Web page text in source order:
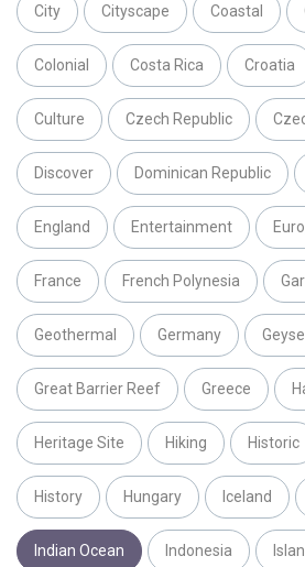
City Cityscape Coastal
Colonial Costa Rica Croatia
Culture Czech Republic
Discover Dominican Republic
England Entertainment
France French Polynesia
Geothermal Germany
Great Barrier Reef Greece
Heritage Site Hiking Historic
History Hungary Iceland
Indian Ocean Indonesia